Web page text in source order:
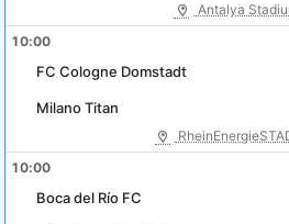
Antalya
10:00
FC Cologne Domstadt
Milano Titan
10:00
Boca del Río FC